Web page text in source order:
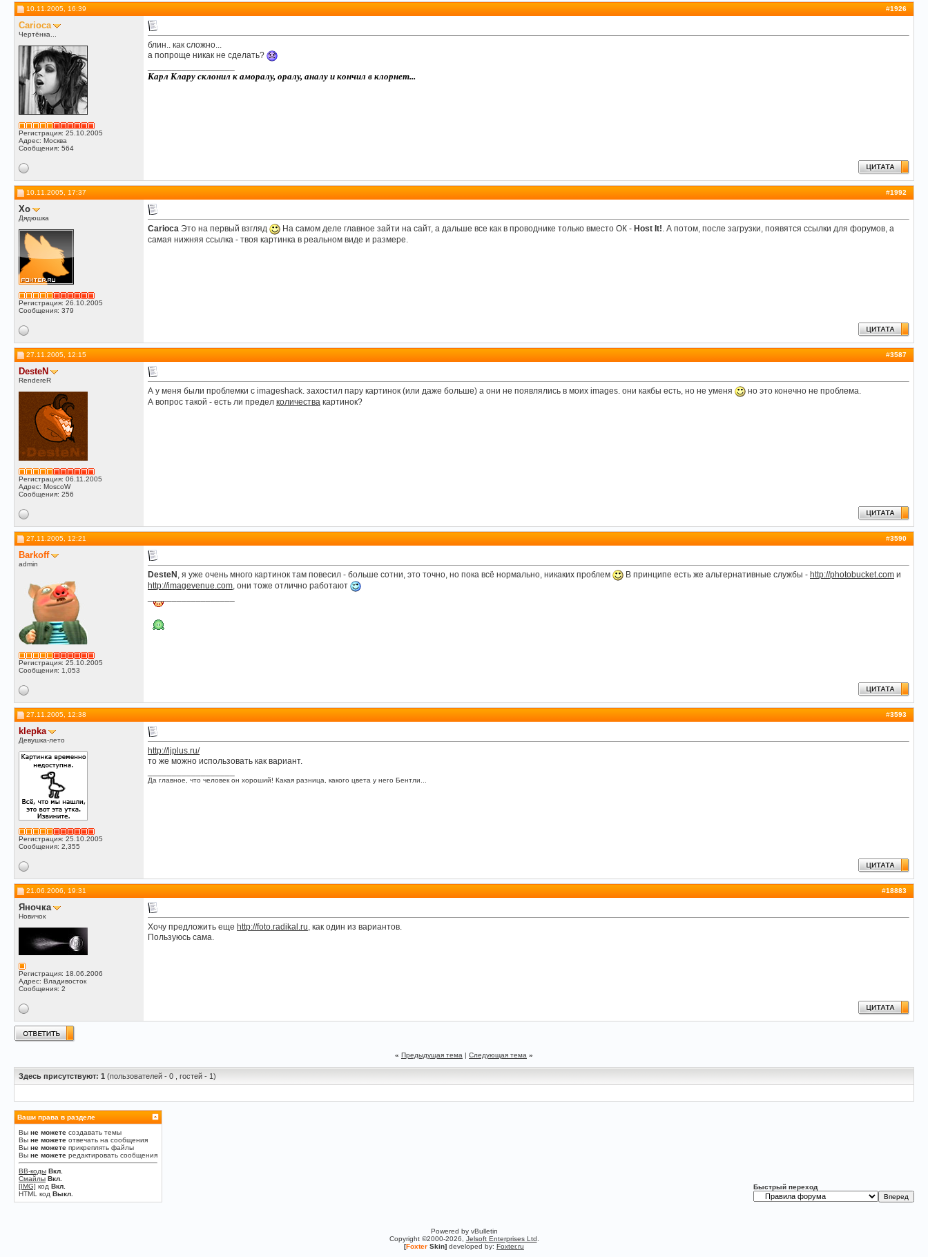
10.11.2005, 16:39 #1926
Carioca
Чертёнка...
Регистрация: 25.10.2005
Адрес: Москва
Сообщения: 564
блин.. как сложно...
а попроще никак не сделать?
Карл Клару склонил к аморалу, оралу, аналу и кончил в клорнет...
10.11.2005, 17:37 #1992
Xo
Дядюшка
Регистрация: 26.10.2005
Сообщения: 379
Carioca Это на первый взгляд На самом деле главное зайти на сайт, а дальше все как в проводнике только вместо ОК - Host It!. А потом, после загрузки, появятся ссылки для форумов, а
самая нижняя ссылка - твоя картинка в реальном виде и размере.
27.11.2005, 12:15 #3587
DesteN
RendereR
Регистрация: 06.11.2005
Адрес: MoscoW
Сообщения: 256
А у меня были проблемки с imageshack. захостил пару картинок (или даже больше) а они не появлялись в моих images. они какбы есть, но не уменя
но это конечно не проблема.
А вопрос такой - есть ли предел количества картинок?
27.11.2005, 12:21 #3590
Barkoff
admin
Регистрация: 25.10.2005
Сообщения: 1,053
DesteN , я уже очень много картинок там повесил - больше сотни, это точно, но пока всё нормально, никаких проблем В принципе есть же альтернативные службы - http://photobucket.com и
http://imagevenue.com, они тоже отлично работают
27.11.2005, 12:38 #3593
klepka
Девушка-лето
Регистрация: 25.10.2005
Сообщения: 2,355
http://ljplus.ru/
то же можно использовать как вариант.
Да главное, что человек он хороший! Какая разница, какого цвета у него Бентли...
21.06.2006, 19:31 #18883
Яночка
Новичок
Регистрация: 18.06.2006
Адрес: Владивосток
Сообщения: 2
Хочу предложить еще http://foto.radikal.ru, как один из вариантов.
Пользуюсь сама.
« Предыдущая тема | Следующая тема »
Здесь присутствуют: 1 (пользователей - 0 , гостей - 1)
Ваши права в разделе
Вы не можете создавать темы
Вы не можете отвечать на сообщения
Вы не можете прикреплять файлы
Вы не можете редактировать сообщения
BB-коды Вкл.
Смайлы Вкл.
[IMG] код Вкл.
HTML код Выкл.
Быстрый переход
Powered by vBulletin
Copyright ©2000-2026, Jelsoft Enterprises Ltd
[Foxter Skin] developed by: Foxter.ru